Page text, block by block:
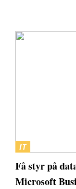
IT
Få styr på
Microsoft